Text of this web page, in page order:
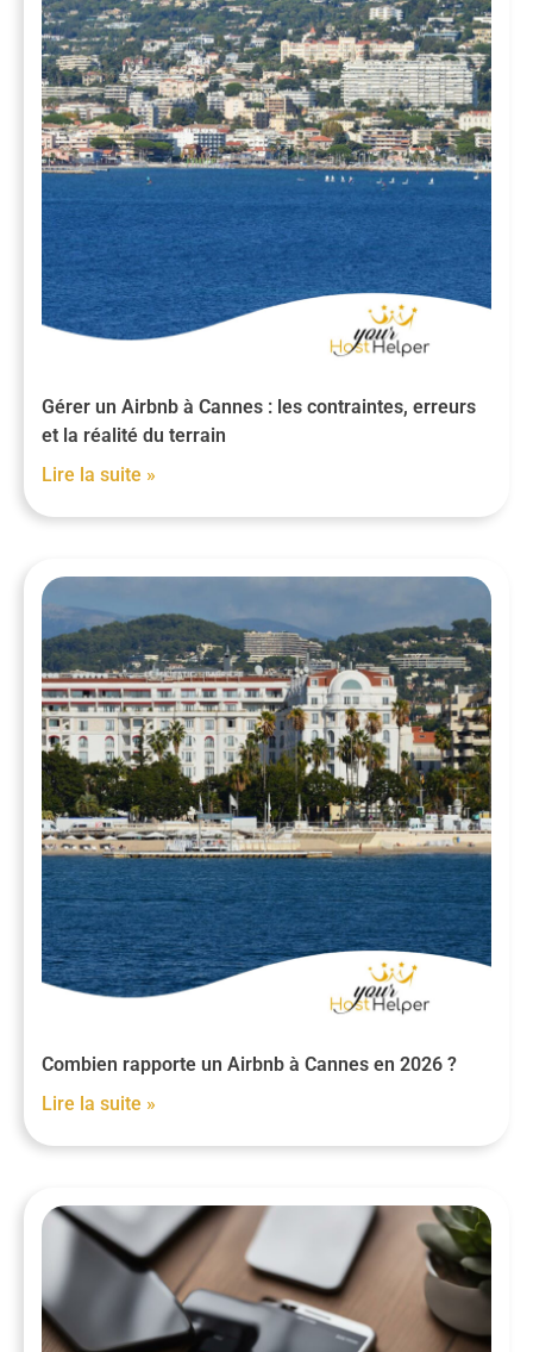
Gérer un Airbnb à Cannes : les contraintes, erreurs
et la réalité du terrain
Lire la suite »
Combien rapporte un Airbnb à Cannes en 2026 ?
Lire la suite »